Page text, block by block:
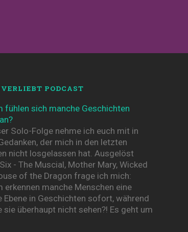
PODCAST
fühlen sich manche Geschichten
Solo-Folge nehme ich euch mit in
der mich in den letzten
nicht losgelassen hat. Ausgelöst
- The Muscial, Mother Mary, Wicked
of the Dragon frage ich mich:
erkennen manche Menschen eine
Ebene in Geschichten sofort, während
sie überhaupt nicht sehen?! Es geht um